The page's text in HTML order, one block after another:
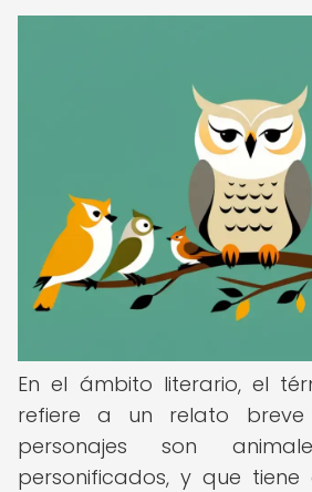
En el ámbito literario, el
refiere a un relato
personajes son
personificados, y que